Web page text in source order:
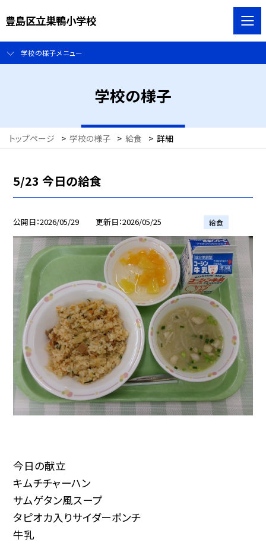
豊島区立巣鴨小学校
学校の様子メニュー
学校の様子
トップページ > 学校の様子 > 給食 > 詳細
5/23 今日の給食
公開日 2026/05/29 更新日 2026/05/25 給食
今日の献立
キムチチャーハン
サムゲタン風スープ
タピオカ入りサイダーポンチ
牛乳